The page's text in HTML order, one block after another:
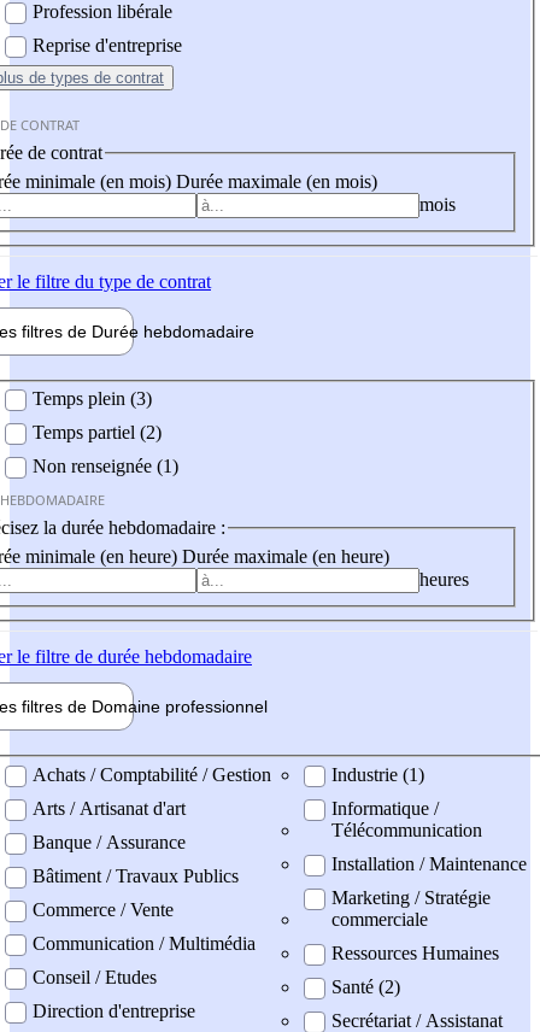
Profession libérale
Reprise d'entreprise
de types de contrat
CONTRAT
de contrat
minimale (en mois) Durée maximale (en mois)
mois
le filtre du type de contrat
filtres de Durée hebdomadaire
Temps plein (3)
Temps partiel (2)
Non renseignée (1)
la durée hebdomadaire :
minimale (en heure) Durée maximale (en heure)
heures
le filtre de durée hebdomadaire
filtres de Domaine professionnel
professionel
Achats / Comptabilité / Gestion
Arts / Artisanat d'art
Banque / Assurance
Bâtiment / Travaux Publics
Commerce / Vente
Communication / Multimédia
Conseil / Etudes
Direction d'entreprise
Industrie (1)
Informatique /
Télécommunication
Installation / Maintenance
Marketing / Stratégie
commerciale
Ressources Humaines
Santé (2)
Secrétariat / Assistanat